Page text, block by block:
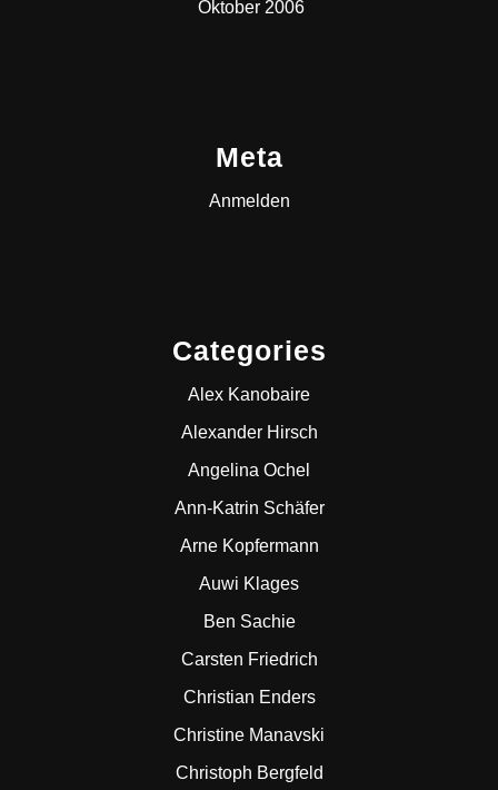
Oktober 2006
Meta
Anmelden
Categories
Alex Kanobaire
Alexander Hirsch
Angelina Ochel
Ann-Katrin Schäfer
Arne Kopfermann
Auwi Klages
Ben Sachie
Carsten Friedrich
Christian Enders
Christine Manavski
Christoph Bergfeld